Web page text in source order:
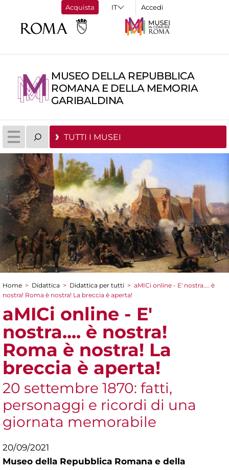
Acquista Accedi
MUSEO DELLA REPUBBLICA
ROMANA E DELLA MEMORIA
GARIBALDINA
TUTTI I MUSEI
Tu sei qui
Home > Didattica > Didattica per tutti > aMICi online - E' nostra.... è
nostra! Roma è nostra! La breccia è aperta!
aMICi online - E'
nostra.... è nostra!
Roma è nostra! La
breccia è aperta!
20 settembre 1870: fatti,
personaggi e ricordi di una
giornata memorabile
20/09/2021
Museo della Repubblica Romana e della